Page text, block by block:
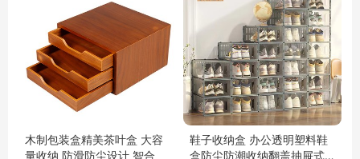
木制包装盒精美茶叶盒 大容
量收纳 防滑防尘设计 智合
鞋子收纳盒 办公透明塑料鞋
盒防尘防潮收纳翻盖抽屉式